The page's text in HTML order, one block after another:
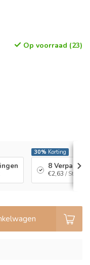
Op voorraad (23)
30% Korting
8
€2,63 / Stuk